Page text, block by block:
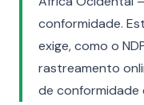
conformidade.
exige, como o
rastreamento
de conformidade